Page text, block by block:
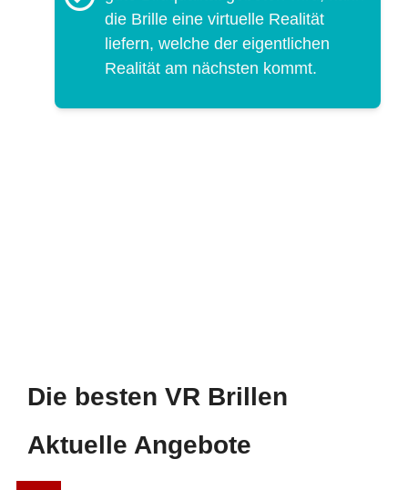
die Brille eine virtuelle Realität
liefern, welche der eigentlichen
Realität am nächsten kommt.
Die besten VR Brillen
Aktuelle Angebote